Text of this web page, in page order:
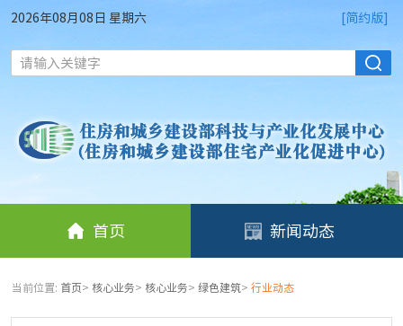
2026年08月08日 星期六 [简约版]
请输入关键字
首页 新闻动态
当前位置: 首页> 核心业务> 核心业务> 绿色建筑> 行业动态